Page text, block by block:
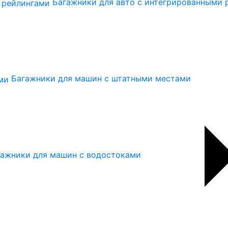
Багажники для авто с интегрированными
Багажники для машин с штатными местами
для машин с водостоками